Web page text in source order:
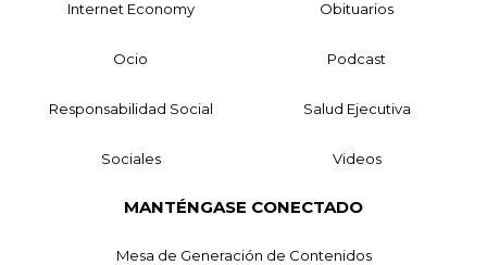
Internet Economy Obituarios
Ocio Podcast
Responsabilidad Social Salud Ejecutiva
Sociales Videos
MANTÉNGASE CONECTADO
Mesa de Generación de Contenidos